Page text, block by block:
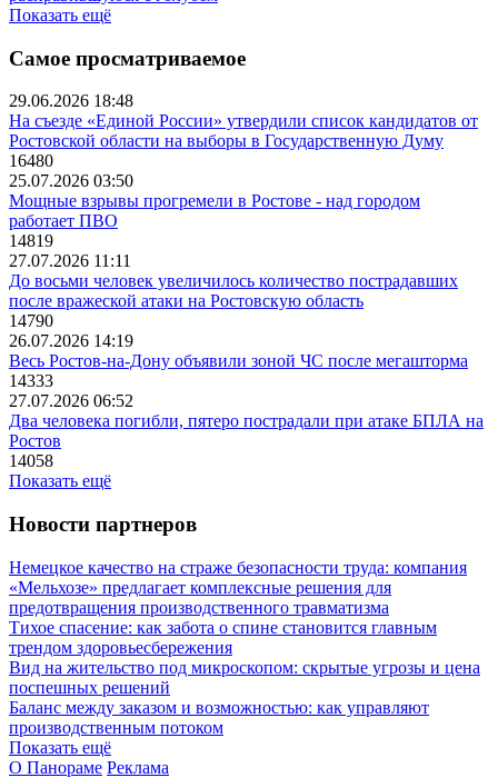
Показать ещё
Самое просматриваемое
29.06.2026 18:48
На съезде «Единой России» утвердили список кандидатов от
Ростовской области на выборы в Государственную Думу
16480
25.07.2026 03:50
Мощные взрывы прогремели в Ростове - над городом
работает ПВО
14819
27.07.2026 11:11
До восьми человек увеличилось количество пострадавших
после вражеской атаки на Ростовскую область
14790
26.07.2026 14:19
Весь Ростов-на-Дону объявили зоной ЧС после мегашторма
14333
27.07.2026 06:52
Два человека погибли, пятеро пострадали при атаке БПЛА на
Ростов
14058
Показать ещё
Новости партнеров
Немецкое качество на страже безопасности труда: компания
«Мельхозе» предлагает комплексные решения для
предотвращения производственного травматизма
Тихое спасение: как забота о спине становится главным
трендом здоровьесбережения
Вид на жительство под микроскопом: скрытые угрозы и цена
поспешных решений
Баланс между заказом и возможностью: как управляют
производственным потоком
Показать ещё
О Панораме Реклама